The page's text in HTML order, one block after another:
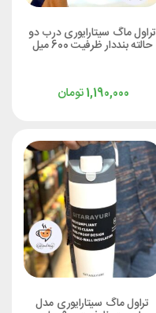
تراول ماگ سیتارایوری درب دو
حالته بنددار ظرفیت 600 میل
تومان1,190,000
تراول ماگ سیتارایوری مدل